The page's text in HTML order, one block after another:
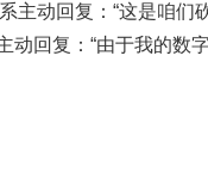
主动回复：“这是咱们
动回复：“由于我的数